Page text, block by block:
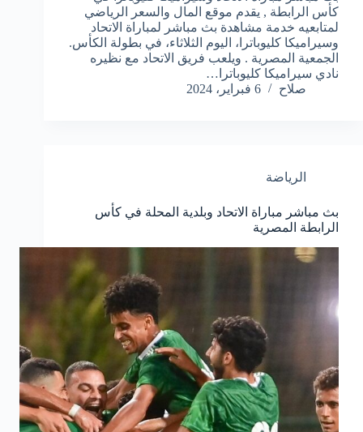
كأس الرابطة , يقدم موقع المال والسعر الرياضي
لمتابعيه خدمة مشاهدة بث مباشر لمباراة الاتحاد
وسيراميكا كليوباترا، اليوم الثلاثاء، في بطولة الكأس.
الجمعية المصرية . ويلعب فريق الاتحاد مع نظيره
نادي سيراميكا كليوباترا…
صلاح
6 فبراير، 2024
الرياضة
بث مباشر مباراة الاتحاد وبلدية المحلة في كأس
الرابطة المصرية